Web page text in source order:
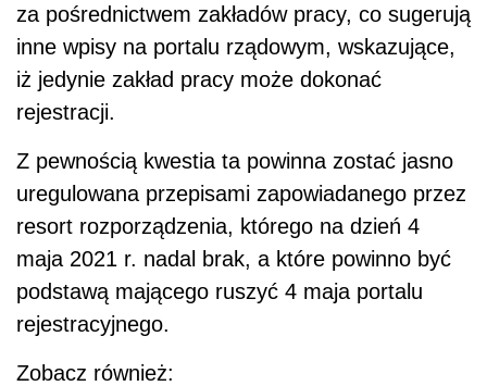
za pośrednictwem zakładów pracy, co sugerują
inne wpisy na portalu rządowym, wskazujące,
iż jedynie zakład pracy może dokonać
rejestracji.
Z pewnością kwestia ta powinna zostać jasno
uregulowana przepisami zapowiadanego przez
resort rozporządzenia, którego na dzień 4
maja 2021 r. nadal brak, a które powinno być
podstawą mającego ruszyć 4 maja portalu
rejestracyjnego.
Zobacz również: